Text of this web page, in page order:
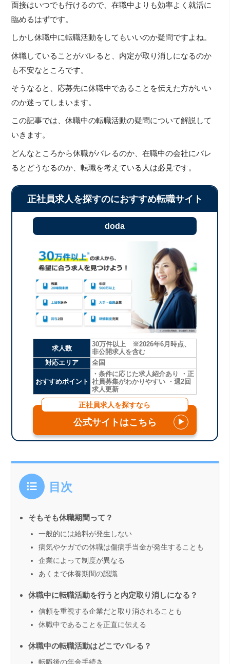
面接はいつでも行けるので、在職中よりも効率よく就活に
臨めるはずです。
しかし休職中に転職活動をしてもいいのか疑問ですよね。
休職していることがバレると、内定が取り消しになるのか
も不安なところです。
そうなると、応募先に休職中であることを伝えた方がいい
のか迷ってしまいます。
この記事では、休職中の転職活動の疑問について解説して
いきます。
どんなところから休職がバレるのか、在職中の会社にバレ
るとどうなるのか、転職を考えている人は必見です。
正社員求人を探すのにおすすめ転職サイト
doda
求人数
30万件以上 ※2026年6月時点、
非公開求人を含む
対応エリア
全国
おすすめポイント
・条件に応じた求人紹介あり ・正
社員募集がわかりやすい ・週2回
求人更新
正社員求人を探すなら
公式サイトはこちら ▶
目次
そもそも休職期間って？
一般的には給料が発生しない
病気やケガでの休職は傷病手当金が発生することも
企業によって制度が異なる
あくまで休養期間の認識
休職中に転職活動を行うと内定取り消しになる？
信頼を重視する企業だと取り消されることも
休職中であることを正直に伝える
休職中の転職活動はどこでバレる？
転職後の年金手続き